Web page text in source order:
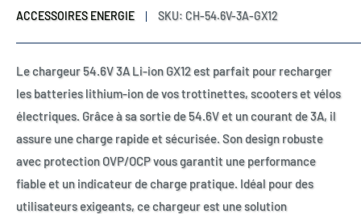
ACCESSOIRES ENERGIE SKU: CH-54.6V-3A-GX12
Le chargeur 54.6V 3A Li-ion GX12 est parfait pour recharger
les batteries lithium-ion de vos trottinettes, scooters et vélos
électriques. Grâce à sa sortie de 54.6V et un courant de 3A, il
assure une charge rapide et sécurisée. Son design robuste
avec protection OVP/OCP vous garantit une performance
fiable et un indicateur de charge pratique. Idéal pour des
utilisateurs exigeants, ce chargeur est une solution